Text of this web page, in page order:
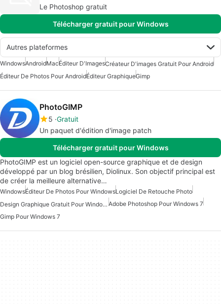
Le Photoshop gratuit
Télécharger gratuit pour Windows
Autres plateformes
WindowsAndroidMacÉditeur D'ImagesCréateur D'images Gratuit Pour Android
Éditeur De Photos Pour AndroidÉditeur GraphiqueGimp
PhotoGIMP
5 Gratuit
Un paquet d'édition d'image patch
Télécharger gratuit pour Windows
PhotoGIMP est un logiciel open-source graphique et de design
développé par un blog brésilien, Diolinux. Son objectif principal est
de créer la meilleure alternative…
WindowsÉditeur De Photos Pour WindowsLogiciel De Retouche Photo
Design Graphique Gratuit Pour Windows Adobe Photoshop Pour Windows 7
Gimp Pour Windows 7